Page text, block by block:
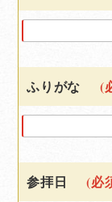
ふりがな (
参拝日 (必